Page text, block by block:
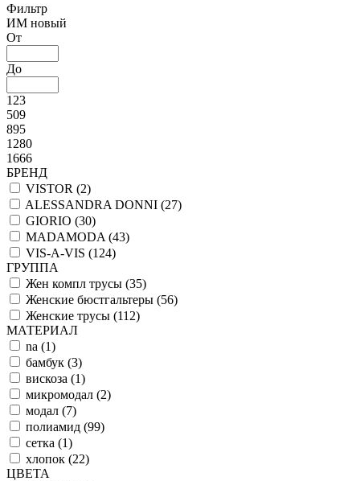
Фильтр
ИМ новый
От
До
123
509
895
1280
1666
БРЕНД
VISTOR (2)
ALESSANDRA DONNI (27)
GIORIO (30)
MADAMODA (43)
VIS-A-VIS (124)
ГРУППА
Жен компл трусы (35)
Женские бюстгальтеры (56)
Женские трусы (112)
МАТЕРИАЛ
na (1)
бамбук (3)
вискоза (1)
микромодал (2)
модал (7)
полиамид (99)
сетка (1)
хлопок (22)
ЦВЕТА